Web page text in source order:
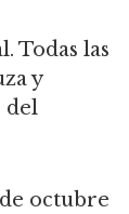
Todas las
y
del
octubre